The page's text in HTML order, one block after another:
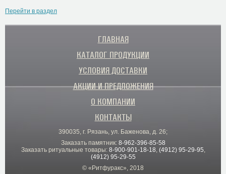
Перейти в раздел
ГЛАВНАЯ
КАТАЛОГ ПРОДУКЦИИ
УСЛОВИЯ ДОСТАВКИ
АКЦИИ И ПРЕДЛОЖЕНИЯ
О КОМПАНИИ
КОНТАКТЫ
390035, г. Рязань, ул. Баженова, д. 26;
Заказать памятник: 8-962-396-85-58
Заказать ритуальные товары: 8-900-901-18-18, (4912) 95-29-95,
(4912) 95-29-55
© «Ритфуракс», 2018